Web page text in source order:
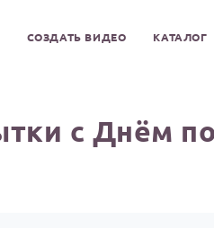
СОЗДАТЬ ВИДЕО КАТАЛОГ
с Днём